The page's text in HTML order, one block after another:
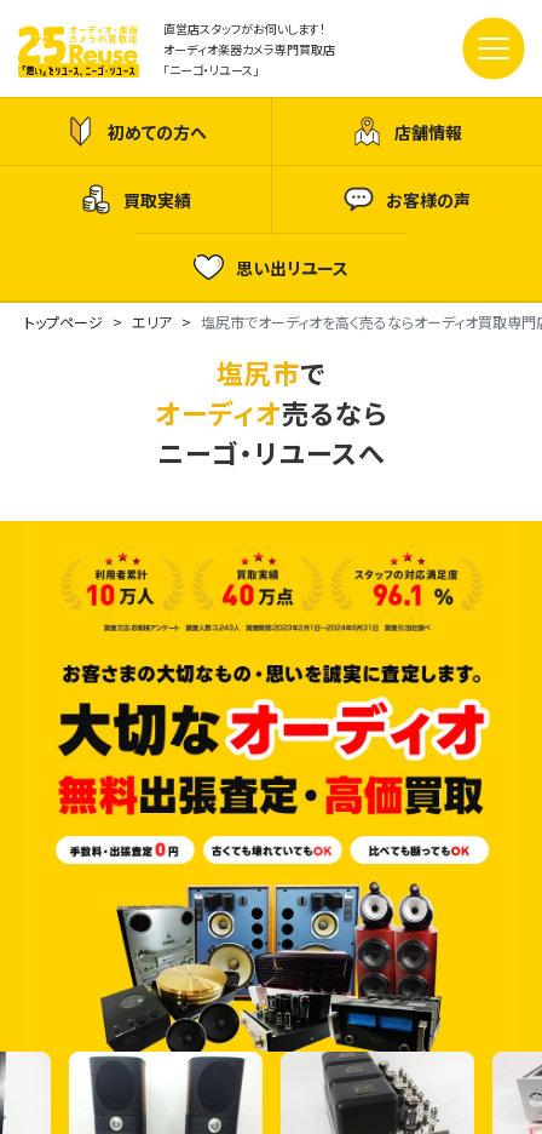
直営店スタッフがお伺いします！
オーディオ楽器カメラ専門買取店
「ニーゴ・リユース」
初めての方へ 店舗情報
買取実績 お客様の声
思い出リユース
トップページ エリア 塩尻市でオーディオを高く売るならオーディオ買取専門
塩尻市で
オーディオ売るなら
ニーゴ・リユースへ